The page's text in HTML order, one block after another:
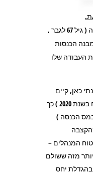
.
לפורש/ת יש כעת, לאחר הפרישה ( גיל 67 לגבר ,
לאשה – נכון לשנת 2020 ) מבנה הכנסות
העבודה שלו
כאן, קיים
פטור על "קצבה מזכה" ( 4,425 ₪ בשנת 2020 ) כך
הכנסה )
המנהלים –
מזה ששולם
בהגדלת יחס